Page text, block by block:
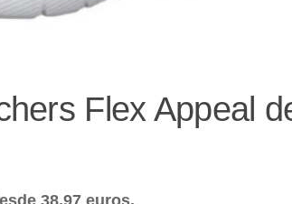
Flex Appeal
38,97 euros.